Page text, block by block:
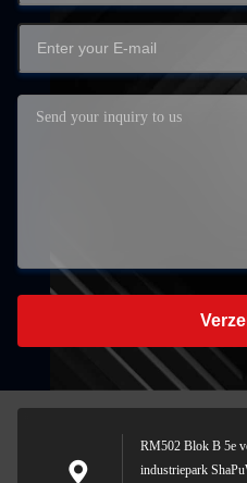
RM502 Blok B 5e
industriepark